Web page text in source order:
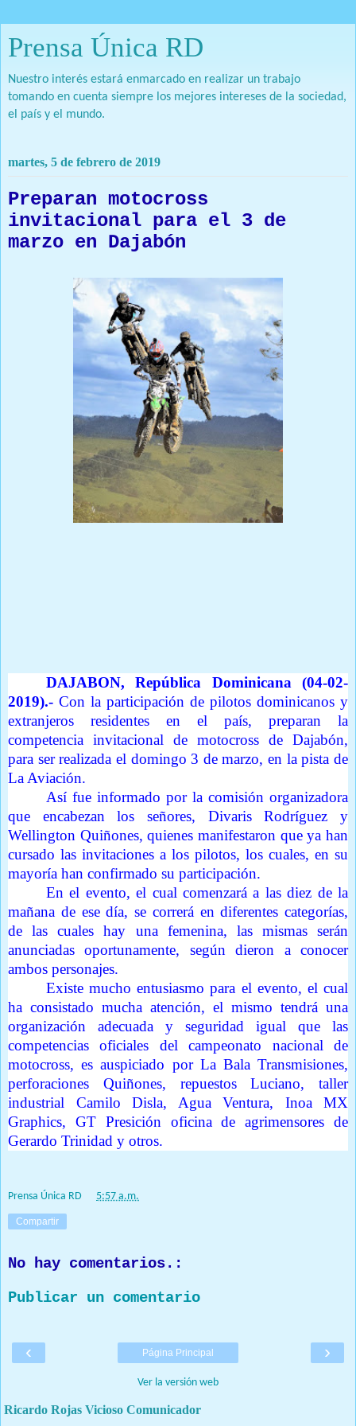
Prensa Única RD
Nuestro interés estará enmarcado en realizar un trabajo
tomando en cuenta siempre los mejores intereses de la sociedad,
el país y el mundo.
martes, 5 de febrero de 2019
Preparan motocross
invitacional para el 3 de
marzo en Dajabón
DAJABON, República Dominicana (04-02-
2019).- Con la participación de pilotos dominicanos y
extranjeros residentes en el país, preparan la
competencia invitacional de motocross de Dajabón,
para ser realizada el domingo 3 de marzo, en la pista de
La Aviación.
Así fue informado por la comisión organizadora
que encabezan los señores, Divaris Rodríguez y
Wellington Quiñones, quienes manifestaron que ya han
cursado las invitaciones a los pilotos, los cuales, en su
mayoría han confirmado su participación.
En el evento, el cual comenzará a las diez de la
mañana de ese día, se correrá en diferentes categorías,
de las cuales hay una femenina, las mismas serán
anunciadas oportunamente, según dieron a conocer
ambos personajes.
Existe mucho entusiasmo para el evento, el cual
ha consistado mucha atención, el mismo tendrá una
organización adecuada y seguridad igual que las
competencias oficiales del campeonato nacional de
motocross, es auspiciado por La Bala Transmisiones,
perforaciones Quiñones, repuestos Luciano, taller
industrial Camilo Disla, Agua Ventura, Inoa MX
Graphics, GT Presición oficina de agrimensores de
Gerardo Trinidad y otros.
Prensa Única RD 5:57 a.m.
Compartir
No hay comentarios.:
Publicar un comentario
‹ ›
Página Principal
Ver la versión web
Ricardo Rojas Vicioso Comunicador